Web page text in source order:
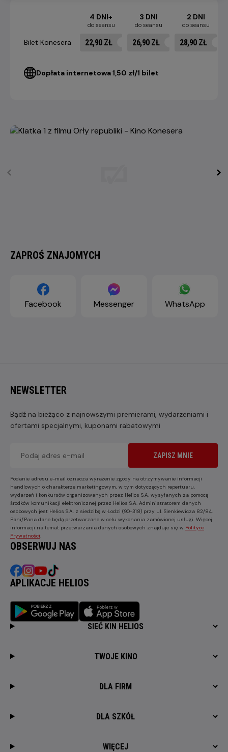
4 DNI+
do seansu
3 DNI
do seansu
2 DNI
do seansu
Bilet Konesera 22,90 ZŁ 26,90 ZŁ 28,90 ZŁ
Dopłata internetowa 1,50 zł/1 bilet
ZAPROŚ ZNAJOMYCH
Facebook Messenger WhatsApp
NEWSLETTER
Bądź na bieżąco z najnowszymi premierami, wydarzeniami i
ofertami specjalnymi, kuponami rabatowymi
ZAPISZ MNIE
Podanie adresu e-mail oznacza wyrażenie zgody na otrzymywanie informacji
handlowych o charakterze marketingowym, w tym dotyczących repertuaru,
wydarzeń i konkursów organizowanych przez Helios S.A. wysyłanych za pomocą
środków komunikacji elektronicznej przez Helios S.A. Administratorem danych
osobowych jest Helios S.A. z siedzibą w Łodzi (90-318) przy ul. Sienkiewicza 82/84.
Pani/Pana dane będą przetwarzane w celu wykonania zamówionej usługi. Więcej
informacji na temat przetwarzania danych osobowych znajduje się w Polityce
Prywatności
OBSERWUJ NAS
APLIKACJE HELIOS
SIEĆ KIN HELIOS
TWOJE KINO
DLA FIRM
DLA SZKÓŁ
WIĘCEJ